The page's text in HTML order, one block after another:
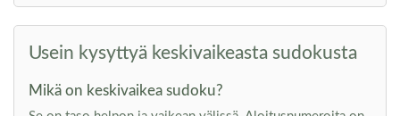
Usein kysyttyä keskivaikeasta sudokusta
Mikä on keskivaikea sudoku?